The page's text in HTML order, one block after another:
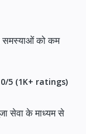
समस्याओं को कम
5 (1K+ ratings)
सेवा के माध्यम से